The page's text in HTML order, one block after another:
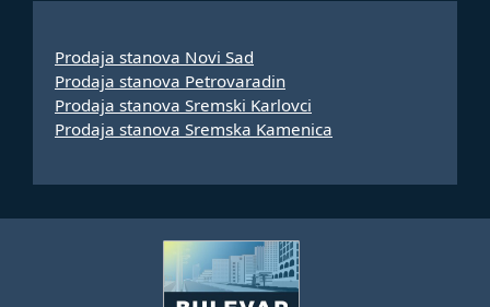
Prodaja stanova Novi Sad
Prodaja stanova Petrovaradin
Prodaja stanova Sremski Karlovci
Prodaja stanova Sremska Kamenica